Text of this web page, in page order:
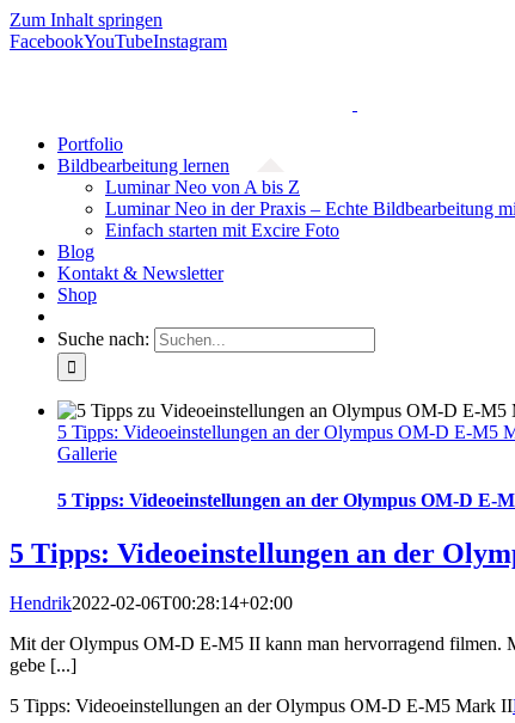
Zum Inhalt springen
FacebookYouTubeInstagram
Portfolio
Bildbearbeitung lernen
Luminar Neo von A bis Z
Luminar Neo in der Praxis – Echte Bildbearbeitung
Einfach starten mit Excire Foto
Blog
Kontakt & Newsletter
Shop
Suche nach:
5 Tipps: Videoeinstellungen an der Olympus OM-D E-M5
Gallerie
5 Tipps: Videoeinstellungen an der Olympus OM-D E-
5 Tipps: Videoeinstellungen an der
Hendrik2022-02-06T00:28:14+02:00
Mit der Olympus OM-D E-M5 II kann man hervorragend filmen.
gebe [...]
5 Tipps: Videoeinstellungen an der Olympus OM-D E-M5 Mark II